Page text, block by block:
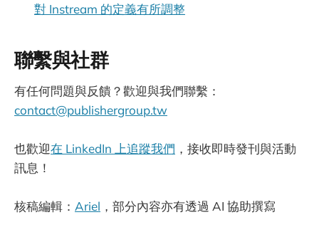
對 Instream 的定義有所調整
聯繫與社群
有任何問題與反饋？歡迎與我們聯繫：
contact@publishergroup.tw
也歡迎在 LinkedIn 上追蹤我們 ，接收即時發刊與活動
訊息！
核稿編輯： Ariel ，部分內容亦有透過 AI 協助撰寫